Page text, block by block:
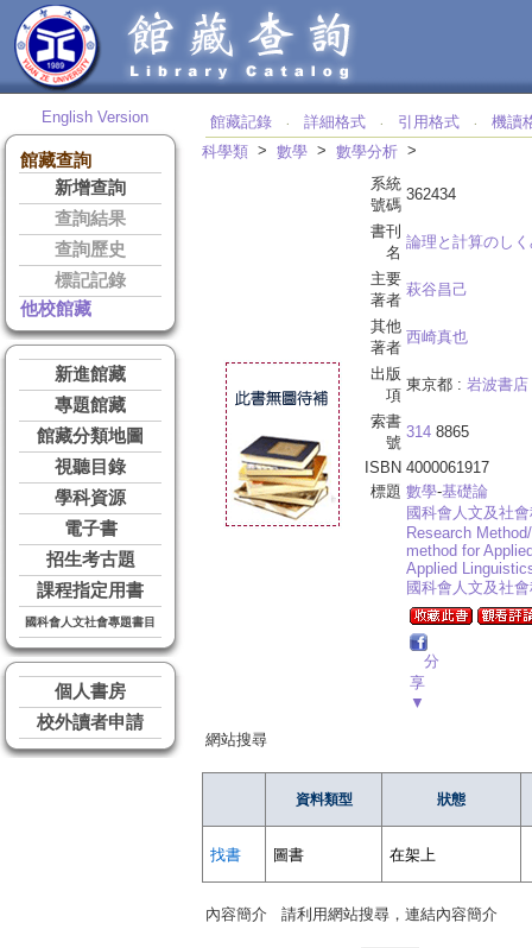
English Version
館藏查詢
新增查詢
查詢結果
查詢歷史
標記記錄
他校館藏
新進館藏
專題館藏
館藏分類地圖
視聽目錄
學科資源
電子書
招生考古題
課程指定用書
國科會人文社會專題書目
個人書房
校外讀者申請
館藏記錄 ‧ 詳細格式 ‧ 引用格式 ‧
機讀
科學類 > 數學 > 數學分析 >
系統
號碼
362434
書刊
名
論理と計算のし
主要
著者
萩谷昌己
其他
著者
西崎真也
出版
項
東京都 : 岩波書店
索書
號
314 8865
ISBN 4000061917
標題 數學-基礎論
國科會人文及社
Research
method for
Applied
國科會人文及社
分
享
▼
網站搜尋
資料類型 狀態
找書 圖書 在架上
內容簡介 請利用網站搜尋，連結內容簡介